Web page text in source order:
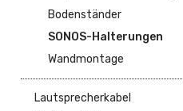
Bodenständer
SONOS-Halterungen
Wandmontage
Lautsprecherkabel